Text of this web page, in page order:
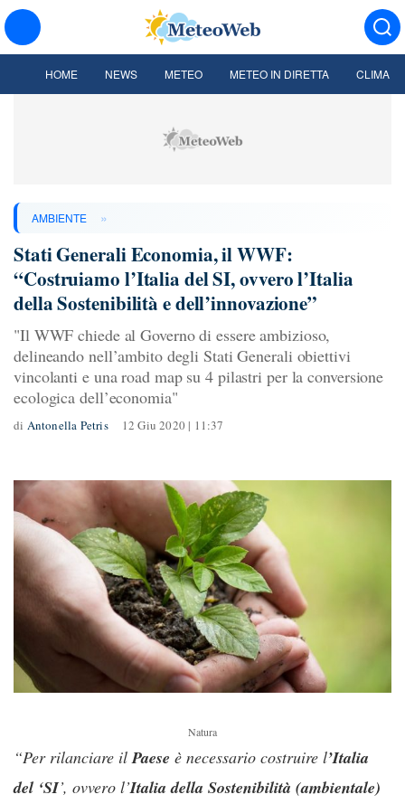
HOME NEWS METEO METEO IN DIRETTA CLIMA
AMBIENTE »
Stati Generali Economia, il WWF:
“Costruiamo l’Italia del SI, ovvero l’Italia
della Sostenibilità e dell’innovazione”
"Il WWF chiede al Governo di essere ambizioso,
delineando nell’ambito degli Stati Generali obiettivi
vincolanti e una road map su 4 pilastri per la conversione
ecologica dell’economia"
di Antonella Petris 12 Giu 2020 | 11:37
Natura
“Per rilanciare ilPaese è necessario costruire l’Italia
del ‘SI’, ovvero l’Italia della Sostenibilità (ambientale)